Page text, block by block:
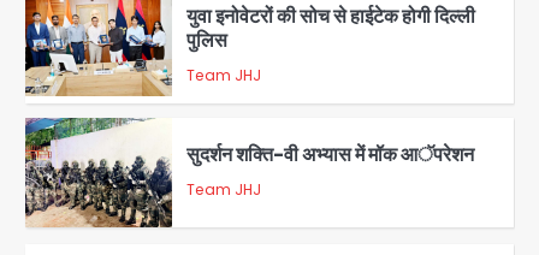
3
युवा इनोवेटरों की सोच से हाईटेक होगी दिल्ली
पुलिस
Team JHJ
4
सुदर्शन शक्ति-वी अभ्यास में मॉक आॅपरेशन
Team JHJ